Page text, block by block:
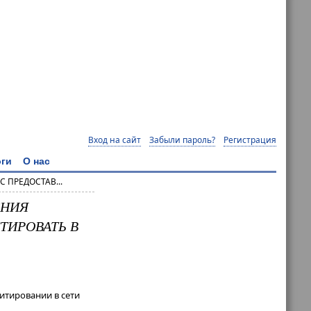
Вход на сайт Забыли пароль? Регистрация
О нас
ПРЕДОСТАВ...
В
в сети